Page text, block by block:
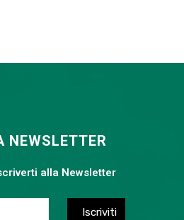
NEWSLETTER
alla Newsletter